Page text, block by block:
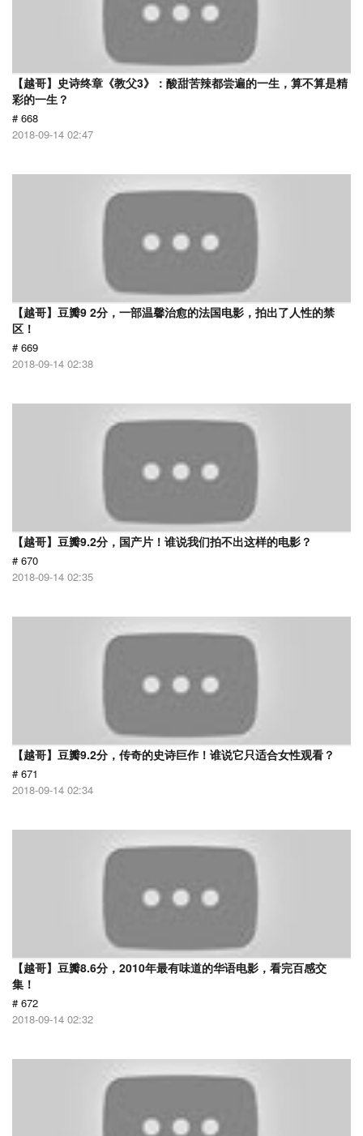
【越哥】史诗终章《教父3》：酸甜苦辣都尝遍的一生，算不算是精
彩的一生？
# 668
2018-09-14 02:47
【越哥】豆瓣9 2分，一部温馨治愈的法国电影，拍出了人性的禁
区！
# 669
2018-09-14 02:38
【越哥】豆瓣9.2分，国产片！谁说我们拍不出这样的电影？
# 670
2018-09-14 02:35
【越哥】豆瓣9.2分，传奇的史诗巨作！谁说它只适合女性观看？
# 671
2018-09-14 02:34
【越哥】豆瓣8.6分，2010年最有味道的华语电影，看完百感交
集！
# 672
2018-09-14 02:32